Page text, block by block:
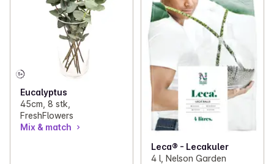
Eucalyptus
45cm, 8 stk,
FreshFlowers
Mix & match
Leca® - Lecakuler
4 l, Nelson Garden